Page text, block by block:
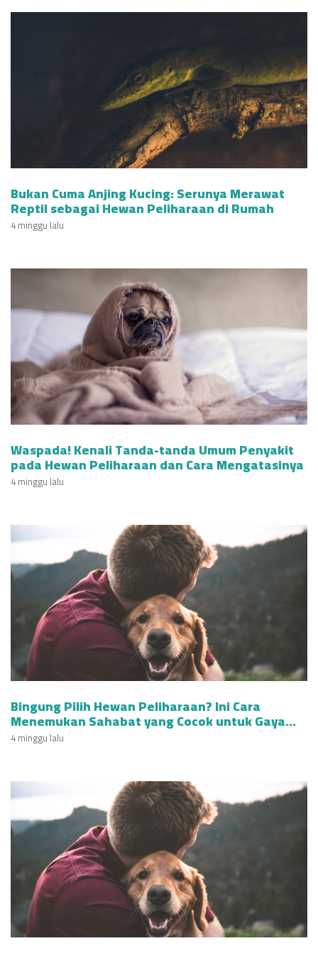
Bukan Cuma Anjing Kucing: Serunya Merawat
Reptil sebagai Hewan Peliharaan di Rumah
4 minggu lalu
Waspada! Kenali Tanda-tanda Umum Penyakit
pada Hewan Peliharaan dan Cara Mengatasinya
4 minggu lalu
Bingung Pilih Hewan Peliharaan? Ini Cara
Menemukan Sahabat yang Cocok untuk Gaya
Hidupmu!
4 minggu lalu